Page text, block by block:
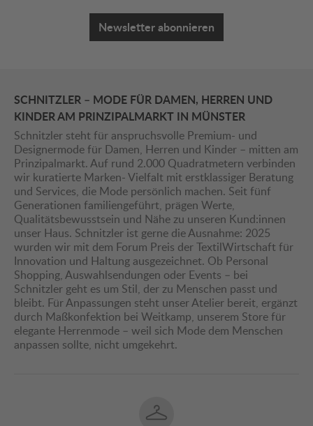
Newsletter abonnieren
SCHNITZLER – MODE FÜR DAMEN, HERREN UND
KINDER AM PRINZIPALMARKT IN MÜNSTER
Schnitzler steht für anspruchsvolle Premium- und
Designermode für Damen, Herren und Kinder – mitten am
Prinzipalmarkt. Auf rund 2.000 Quadratmetern verbinden
wir kuratierte Marken- Vielfalt mit erstklassiger Beratung
und Services, die Mode persönlich machen. Seit fünf
Generationen familiengeführt, prägen Werte,
Qualitätsbewusstsein und Nähe zu unseren Kund:innen
unser Haus. Schnitzler ist gerne die Ausnahme: 2025
wurden wir mit dem Forum Preis der TextilWirtschaft für
Innovation und Haltung ausgezeichnet. Ob Personal
Shopping, Auswahlsendungen oder Events – bei
Schnitzler geht es um Stil, der zu Menschen passt und
bleibt. Für Anpassungen steht unser Atelier bereit, ergänzt
durch Maßkonfektion bei Weitkamp, unserem Store für
elegante Herrenmode – weil sich Mode dem Menschen
anpassen sollte, nicht umgekehrt.